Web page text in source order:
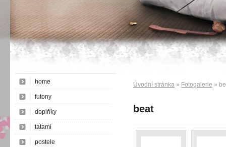
Úvodní stránka » Fotogalerie »
beat
home
futony
doplňky
tatami
postele